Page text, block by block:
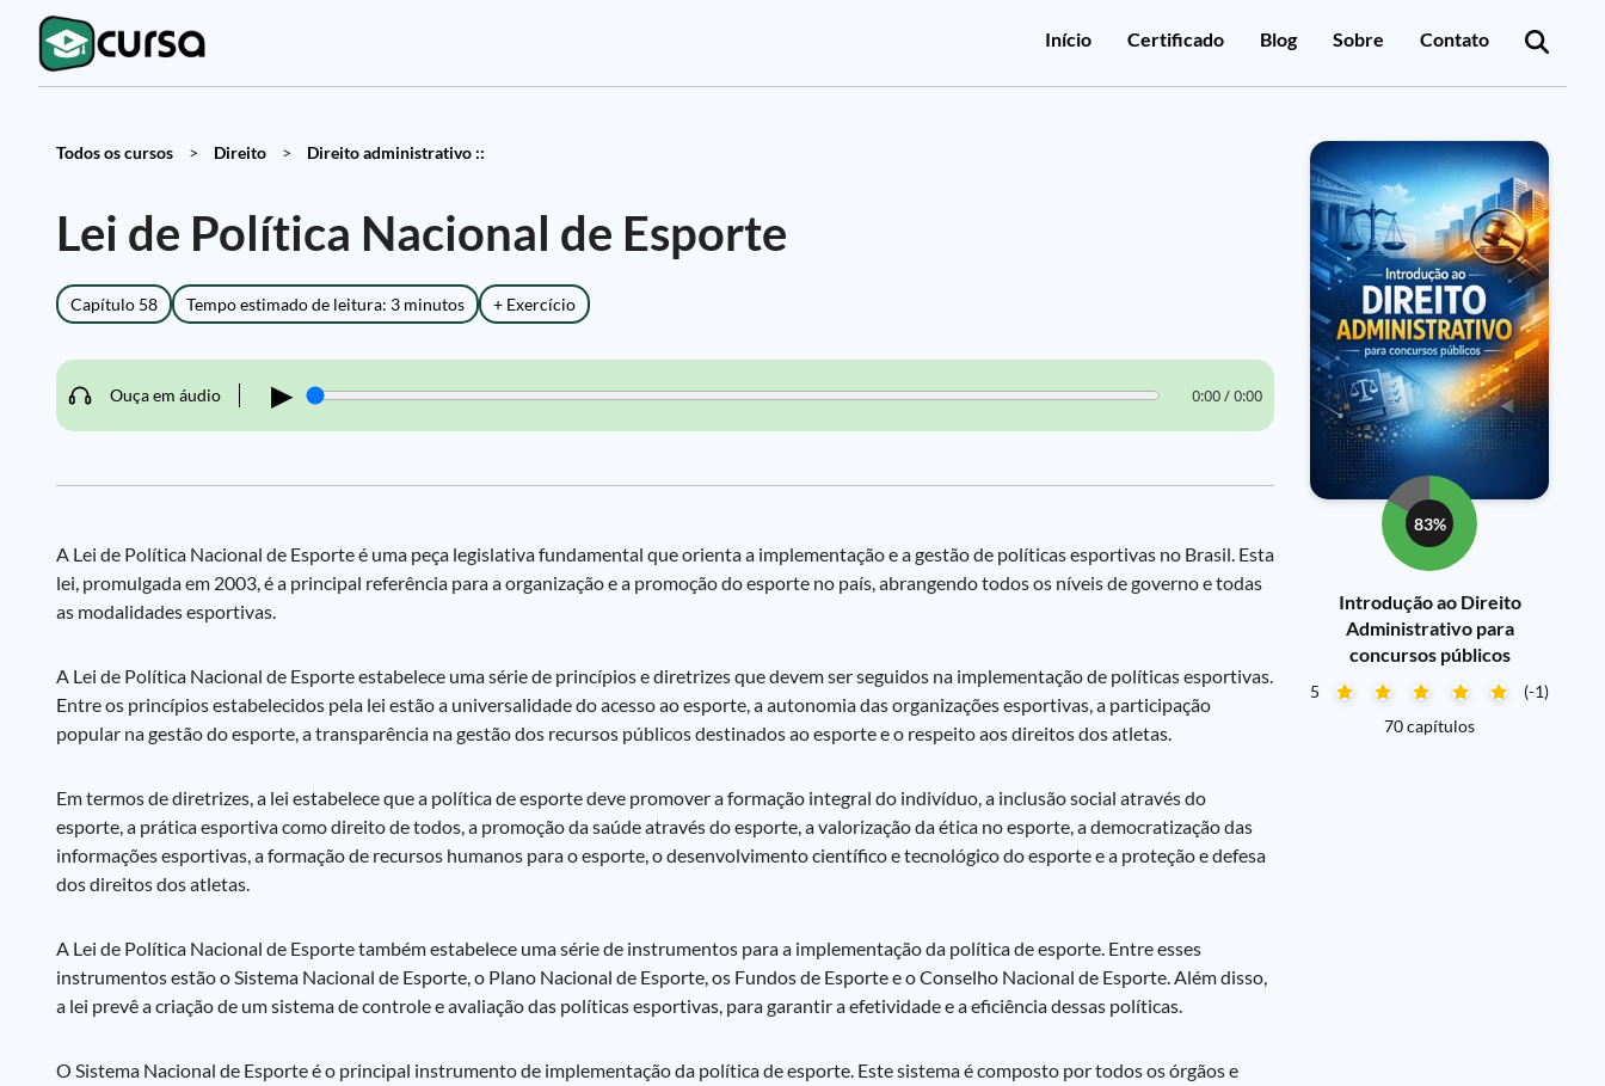
Início Certificado Blog Sobre Contato
Todos os cursos > Direito > Direito administrativo ::
Lei de Política Nacional de Esporte
Capítulo 58 Tempo estimado de leitura: 3 minutos + Exercício
Ouça em áudio ▶ 0:00 / 0:00
A Lei de Política Nacional de Esporte é uma peça legislativa fundamental que orienta a implementação e a gestão de políticas esportivas no Brasil. Esta
lei, promulgada em 2003, é a principal referência para a organização e a promoção do esporte no país, abrangendo todos os níveis de governo e todas
as modalidades esportivas.
A Lei de Política Nacional de Esporte estabelece uma série de princípios e diretrizes que devem ser seguidos na implementação de políticas esportivas.
Entre os princípios estabelecidos pela lei estão a universalidade do acesso ao esporte, a autonomia das organizações esportivas, a participação
popular na gestão do esporte, a transparência na gestão dos recursos públicos destinados ao esporte e o respeito aos direitos dos atletas.
Em termos de diretrizes, a lei estabelece que a política de esporte deve promover a formação integral do indivíduo, a inclusão social através do
esporte, a prática esportiva como direito de todos, a promoção da saúde através do esporte, a valorização da ética no esporte, a democratização das
informações esportivas, a formação de recursos humanos para o esporte, o desenvolvimento científico e tecnológico do esporte e a proteção e defesa
dos direitos dos atletas.
A Lei de Política Nacional de Esporte também estabelece uma série de instrumentos para a implementação da política de esporte. Entre esses
instrumentos estão o Sistema Nacional de Esporte, o Plano Nacional de Esporte, os Fundos de Esporte e o Conselho Nacional de Esporte. Além disso,
a lei prevê a criação de um sistema de controle e avaliação das políticas esportivas, para garantir a efetividade e a eficiência dessas políticas.
O Sistema Nacional de Esporte é o principal instrumento de implementação da política de esporte. Este sistema é composto por todos os órgãos e
83%
Introdução ao Direito
Administrativo para
concursos públicos
5
(-1)
70 capítulos